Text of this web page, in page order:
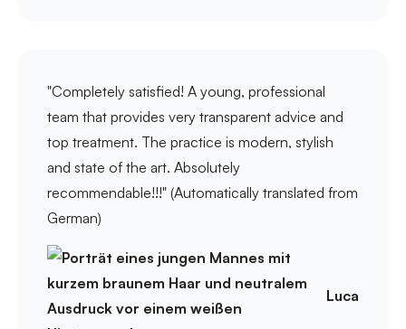
"Completely satisfied! A young, professional
team that provides very transparent advice and
top treatment. The practice is modern, stylish
and state of the art. Absolutely
recommendable!!!" (Automatically translated from
German)
Luca